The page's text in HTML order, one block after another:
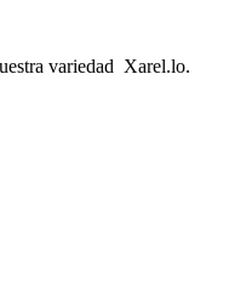
variedad Xarel.lo.